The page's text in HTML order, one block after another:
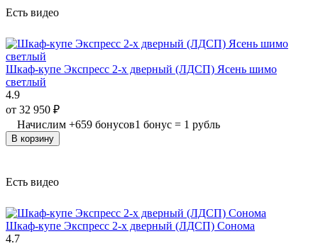
Есть видео
Шкаф-купе Экспресс 2-х дверный (ЛДСП) Ясень шимо
светлый
4.9
от 32 950 ₽
Начислим +659 бонусов1 бонус = 1 рубль
В корзину
Есть видео
Шкаф-купе Экспресс 2-х дверный (ЛДСП) Сонома
4.7